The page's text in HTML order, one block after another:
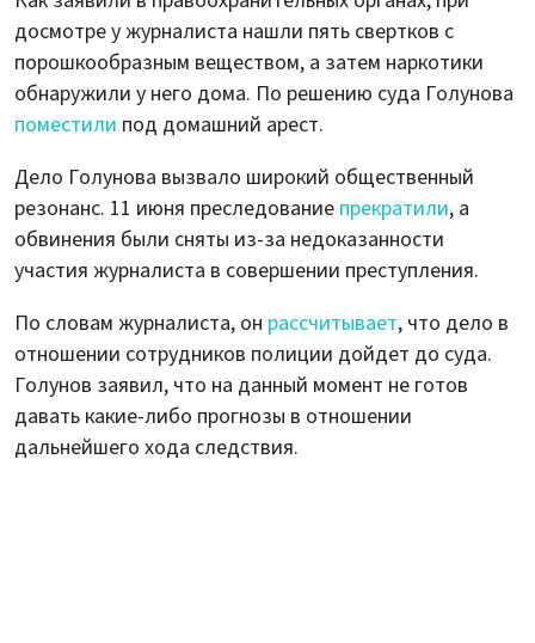
досмотре у журналиста нашли пять свертков с
порошкообразным веществом, а затем наркотики
обнаружили у него дома. По решению суда Голунова
поместили под домашний арест.
Дело Голунова вызвало широкий общественный
резонанс. 11 июня преследование прекратили, а
обвинения были сняты из-за недоказанности
участия журналиста в совершении преступления.
По словам журналиста, он рассчитывает, что дело в
отношении сотрудников полиции дойдет до суда.
Голунов заявил, что на данный момент не готов
давать какие-либо прогнозы в отношении
дальнейшего хода следствия.